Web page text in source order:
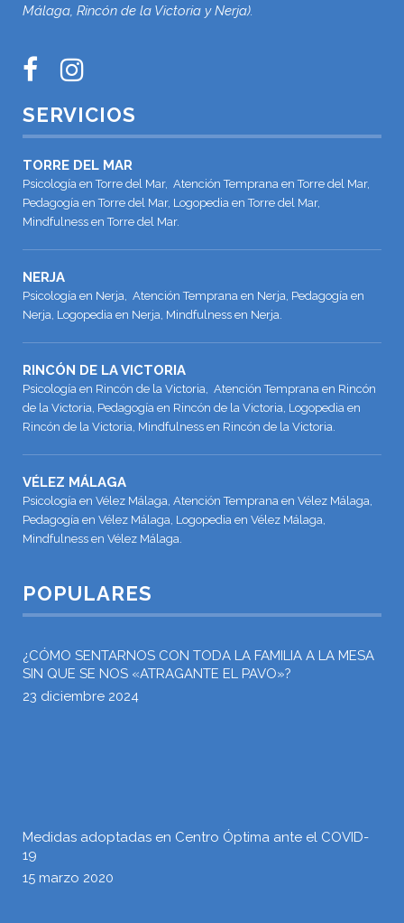
Málaga, Rincón de la Victoria y Nerja).
SERVICIOS
TORRE DEL MAR
Psicología en Torre del Mar, Atención Temprana en Torre del Mar,
Pedagogía en Torre del Mar, Logopedia en Torre del Mar,
Mindfulness en Torre del Mar.
NERJA
Psicología en Nerja, Atención Temprana en Nerja, Pedagogía en
Nerja, Logopedia en Nerja, Mindfulness en Nerja.
RINCÓN DE LA VICTORIA
Psicología en Rincón de la Victoria, Atención Temprana en Rincón
de la Victoria, Pedagogía en Rincón de la Victoria, Logopedia en
Rincón de la Victoria, Mindfulness en Rincón de la Victoria.
VÉLEZ MÁLAGA
Psicología en Vélez Málaga, Atención Temprana en Vélez Málaga,
Pedagogía en Vélez Málaga, Logopedia en Vélez Málaga,
Mindfulness en Vélez Málaga.
POPULARES
¿CÓMO SENTARNOS CON TODA LA FAMILIA A LA MESA
SIN QUE SE NOS «ATRAGANTE EL PAVO»?
23 diciembre 2024
Medidas adoptadas en Centro Óptima ante el COVID-
19
15 marzo 2020